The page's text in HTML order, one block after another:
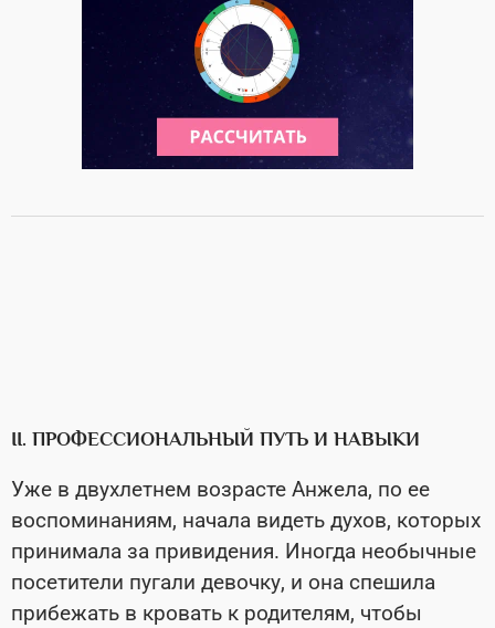
II. ПРОФЕССИОНАЛЬНЫЙ ПУТЬ И НАВЫКИ
Уже в двухлетнем возрасте Анжела, по ее
воспоминаниям, начала видеть духов, которых
принимала за привидения. Иногда необычные
посетители пугали девочку, и она спешила
прибежать в кровать к родителям, чтобы